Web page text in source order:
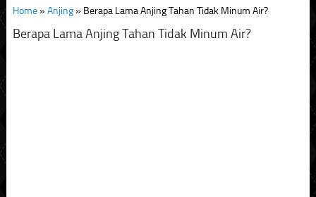
Home» Anjing» Berapa Lama Anjing Tahan Tidak Minum Air?
Berapa Lama Anjing Tahan Tidak Minum Air?